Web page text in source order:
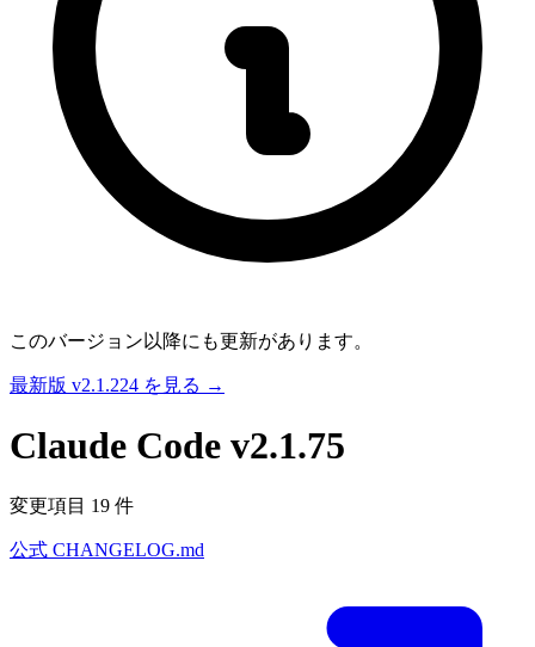
このバージョン以降にも更新があります。
最新版 v2.1.224 を見る →
Claude Code v2.1.75
変更項目 19 件
公式 CHANGELOG.md